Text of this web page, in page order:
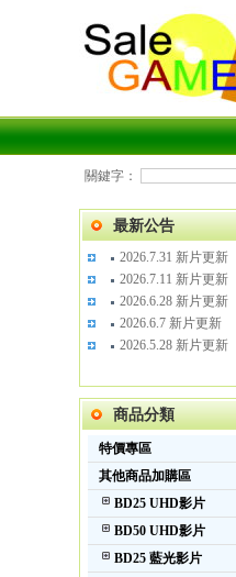
關鍵字：
最新公告
2026.7.31 新片更新
2026.7.11 新片更新
2026.6.28 新片更新
2026.6.7 新片更新
2026.5.28 新片更新
商品分類
特價專區
其他商品加購區
BD25 UHD影片
BD50 UHD影片
BD25 藍光影片